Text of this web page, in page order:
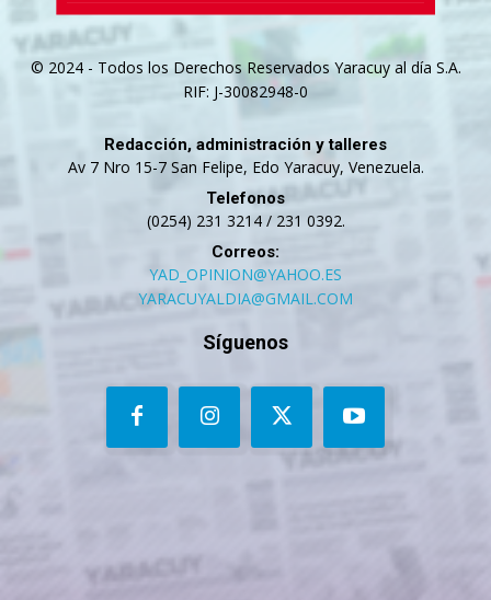
© 2024 - Todos los Derechos Reservados Yaracuy al día S.A.
RIF: J-30082948-0
Redacción, administración y talleres
Av 7 Nro 15-7 San Felipe, Edo Yaracuy, Venezuela.
Telefonos
(0254) 231 3214 / 231 0392.
Correos:
YAD_OPINION@YAHOO.ES
YARACUYALDIA@GMAIL.COM
Síguenos